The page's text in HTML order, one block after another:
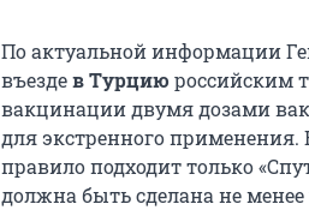
По актуальной информации
въездев Турциюроссийским
вакцинации двумя дозами
для экстренного применения.
правило подходит только
должна быть сделана не менее